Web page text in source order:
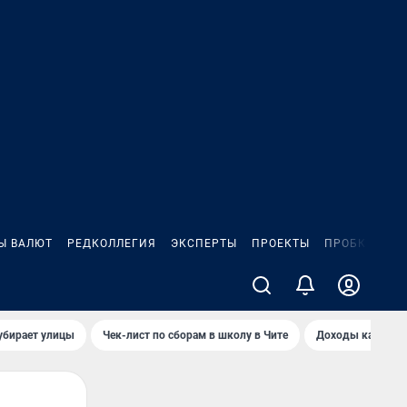
ВАЛЮТ РЕДКОЛЛЕГИЯ ЭКСПЕРТЫ ПРОЕКТЫ ПРОБКИ
улицы Чек-лист по сборам в школу в Чите Доходы